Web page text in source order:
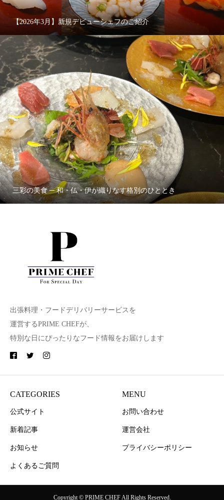
【2026年3月】新規デビューシェフのご紹介
三彩の美食 ─ 和・仏・伊が織りなす格別のひととき
出張料理・フードデリバリーサービスを
運営するPRIME CHEFが、
特別な日にぴったりなフード情報をお届けします
CATEGORIES
公式サイト
新着記事
お知らせ
よくあるご質問
MENU
お問い合わせ
運営会社
プライバシーポリシー
Copyright © PRIME CHEF All Rights Reserved.